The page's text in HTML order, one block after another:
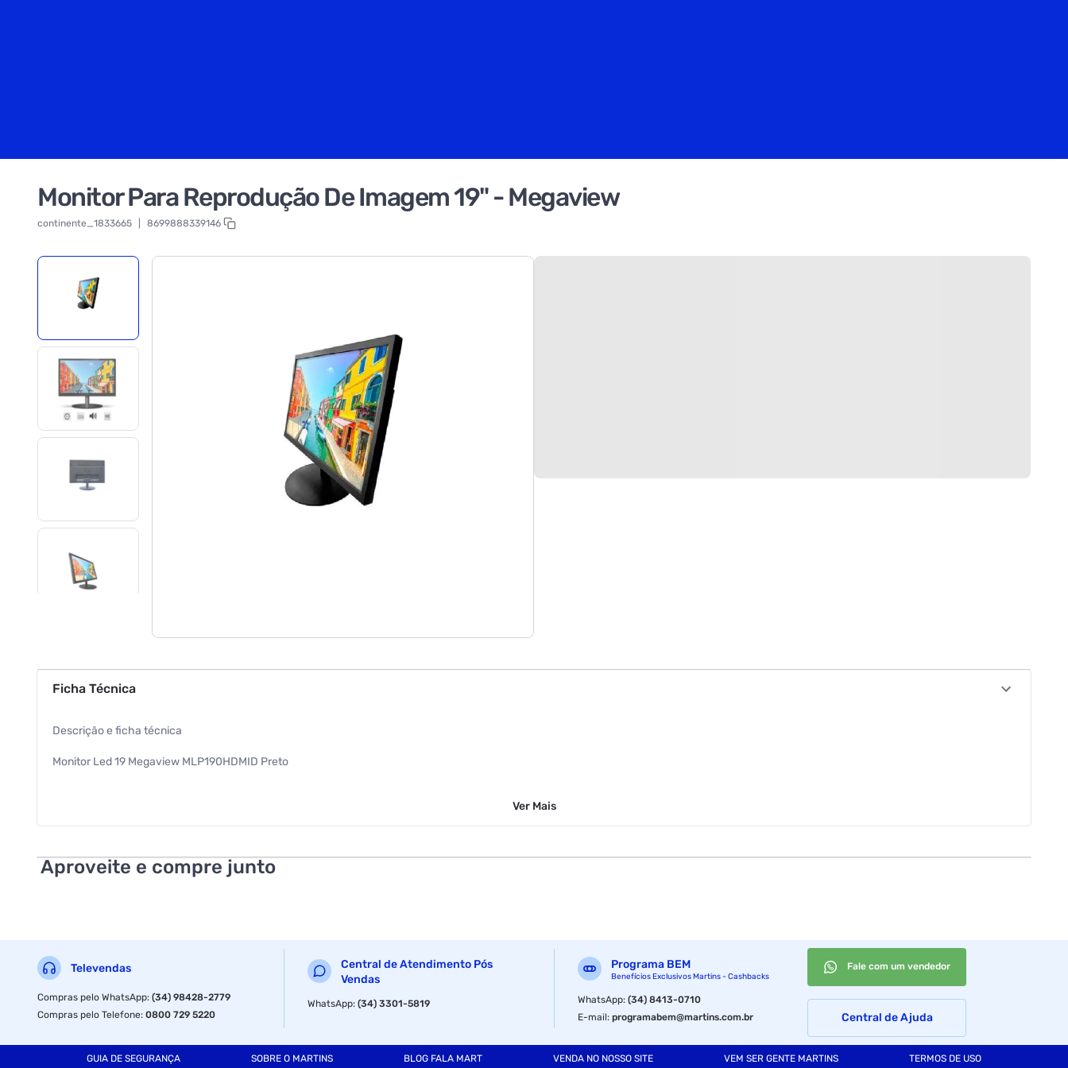
Monitor Para Reprodução De Imagem 19" - Megaview
continente_1833665 8699888339146
Ficha Técnica
Descrição e ficha técnica
Monitor Led 19 Megaview MLP190HDMID Preto
que se verifica a compatibilidade entre a sua TV e o suporte. Marca: Pctop
Resolução máxima: 1440 x 900 (1.3 megapixel)
Cor: Preto
Ver Mais
Aproveite e compre junto
Televendas
Compras pelo WhatsApp:(34) 98428-2779
Compras pelo Telefone:0800 729 5220
Central de Atendimento Pós
Vendas
WhatsApp:(34) 3301-5819
Programa BEM
Benefícios Exclusivos Martins - Cashbacks
WhatsApp:(34) 8413-0710
E-mail:programabem@martins.com.br
Fale com um vendedor
Central de Ajuda
GUIA DE SEGURANÇA SOBRE O MARTINS BLOG FALA MART VENDA NO NOSSO SITE VEM SER GENTE MARTINS TERMOS DE USO